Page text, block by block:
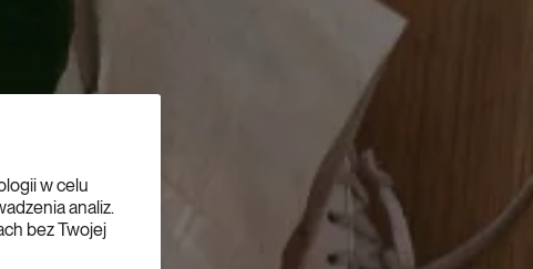
w celu
analiz.
bez Twojej